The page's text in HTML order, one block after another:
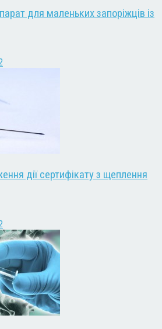
для маленьких запоріжців із
дії сертифікату з щеплення